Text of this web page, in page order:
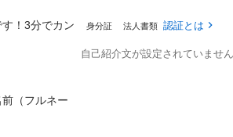
！3分でカン
（フルネー
身分証 法人書類 認証とは
自己紹介文が設定されていません